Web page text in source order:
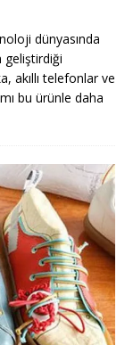
dünyasında
geliştirdiği
akıllı telefonlar ve
bu ürünle daha